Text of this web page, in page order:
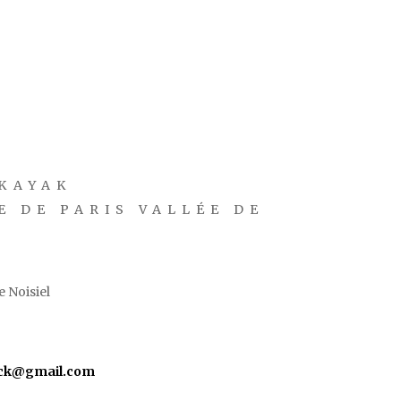
DE PARIS VALLÉE DE
Noisiel